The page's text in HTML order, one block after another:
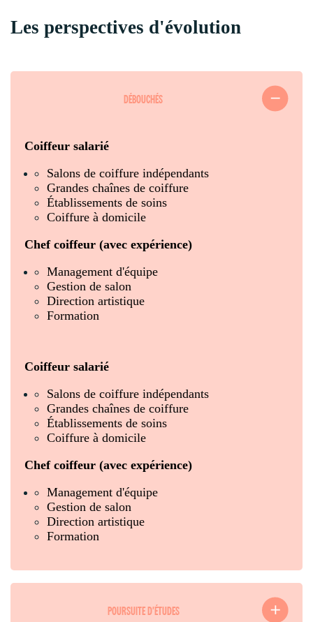
Les perspectives d'évolution
DÉBOUCHÉS
Coiffeur salarié
Salons de coiffure indépendants
Grandes chaînes de coiffure
Établissements de soins
Coiffure à domicile
Chef coiffeur (avec expérience)
Management d'équipe
Gestion de salon
Direction artistique
Formation
Coiffeur salarié
Salons de coiffure indépendants
Grandes chaînes de coiffure
Établissements de soins
Coiffure à domicile
Chef coiffeur (avec expérience)
Management d'équipe
Gestion de salon
Direction artistique
Formation
POURSUITE D'ÉTUDES